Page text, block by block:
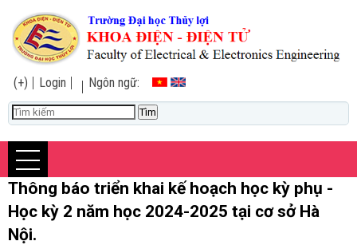
(+) Login Ngôn ngữ:
Thông báo triển khai kế hoạch học kỳ phụ -
Học kỳ 2 năm học 2024-2025 tại cơ sở Hà
Nội.